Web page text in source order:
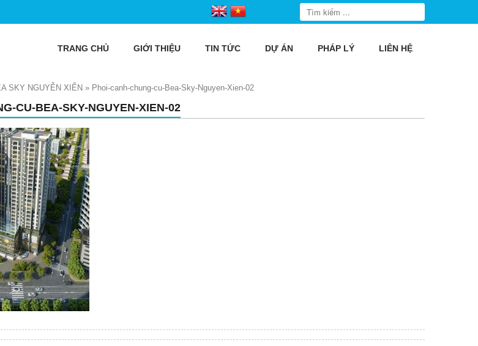
TRANG CHỦ GIỚI THIỆU TIN TỨC DỰ ÁN PHÁP LÝ LIÊN HỆ
SKY NGUYỄN XIỂN » Phoi-canh-chung-cu-Bea-Sky-Nguyen-Xien-02
CU-BEA-SKY-NGUYEN-XIEN-02